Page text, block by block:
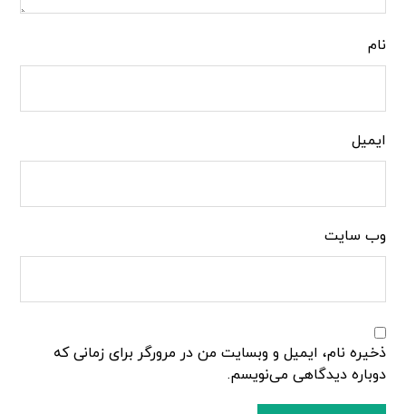
نام
ایمیل
وب‌ سایت
ذخیره نام، ایمیل و وبسایت من در مرورگر برای زمانی که
دوباره دیدگاهی می‌نویسم.